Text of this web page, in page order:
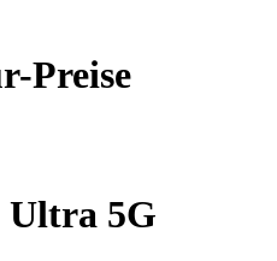
Preise
Ultra 5G